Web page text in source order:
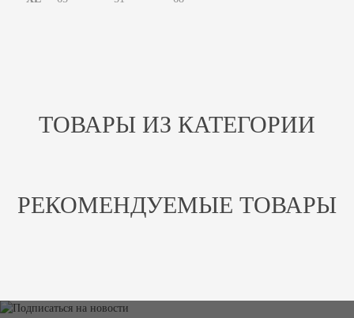
ТОВАРЫ ИЗ КАТЕГОРИИ
РЕКОМЕНДУЕМЫЕ ТОВАРЫ